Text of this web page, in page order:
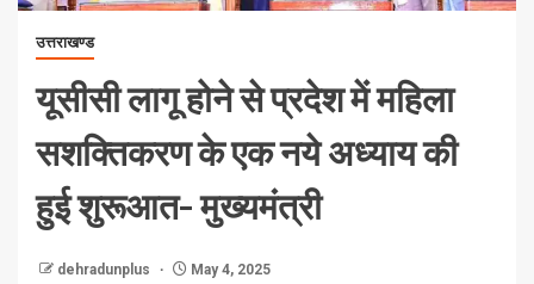
उत्तराखण्ड
यूसीसी लागू होने से प्रदेश में महिला
सशक्तिकरण के एक नये अध्याय की
हुई शुरूआत- मुख्यमंत्री
dehradunplus May 4, 2025